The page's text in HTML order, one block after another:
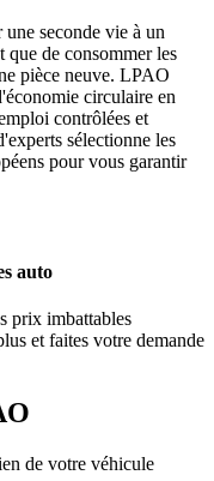
seconde vie à un
de consommer les
pièce neuve. LPAO
circulaire en
contrôlées et
sélectionne les
pour vous garantir
auto
prix imbattables
et faites votre demande
de votre véhicule